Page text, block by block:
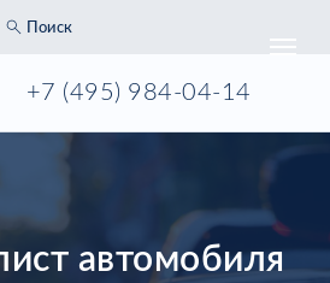
+7 (495) 984-04-14
Поиск
автомобиля